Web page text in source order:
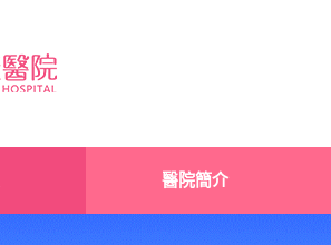
醫院簡介